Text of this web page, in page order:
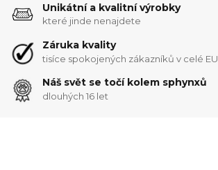
Unikátní a kvalitní výrobky
které jinde nenajdete
Záruka kvality
tisíce spokojených zákazníků v celé EU
Náš svět se točí kolem sphynxů
dlouhých 16 let